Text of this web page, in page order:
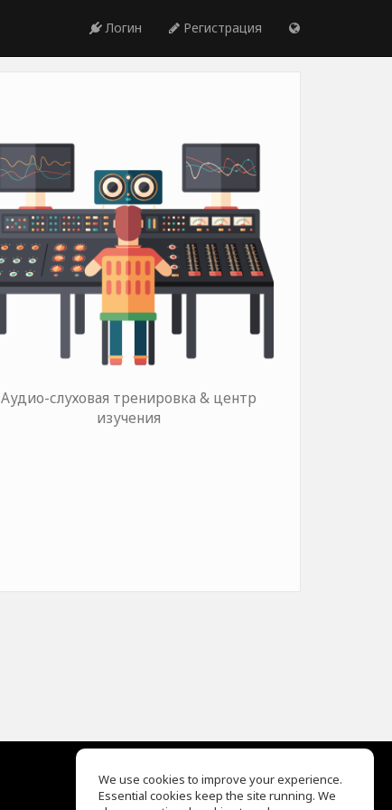
Логин Регистрация
Аудио-слуховая тренировка & центр
изучения
EQ Ear Training
We use cookies to improve your experience.
Essential cookies keep the site running. We